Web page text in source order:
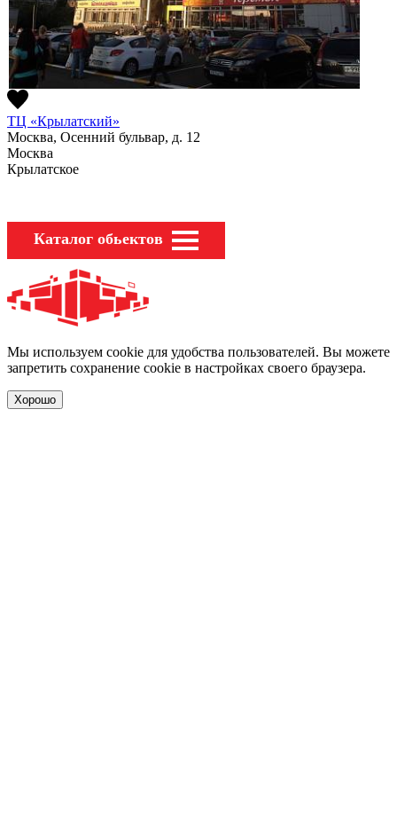
ТЦ «Крылатский»
Москва, Осенний бульвар, д. 12
Москва
Крылатское
Каталог обьектов
Мы используем cookie для удобства пользователей. Вы можете
запретить сохранение cookie в настройках своего браузера.
Хорошо